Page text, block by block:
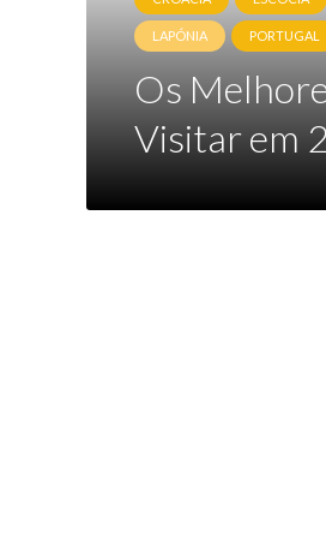
LAPÓNIA PORTUGAL
Os
Visitar em